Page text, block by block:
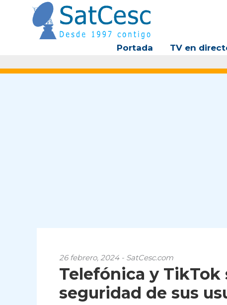
contenido
Portada TV en
26 febrero, 2024 - SatCesc.com
Telefónica y TikTok
seguridad de sus